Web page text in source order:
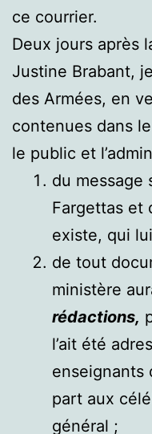
ce courrier.
Deux jours après
Justine Brabant,
des Armées, en
contenues dans
le public et
du message
Fargettas et
existe, qui
de tout
ministère
rédactions,
l’ait été
enseignants
part aux
général ;